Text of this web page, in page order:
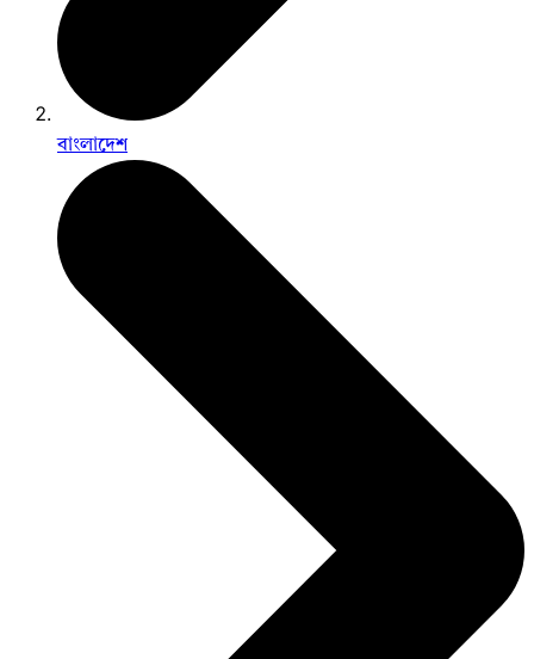
বাংলাদেশ